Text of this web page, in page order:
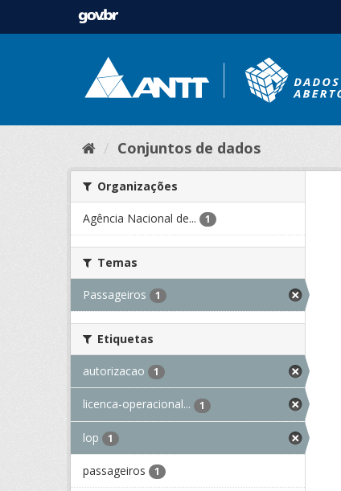
Conjuntos de dados
Organizações
Agência Nacional de... 1
Temas
Passageiros 1
Etiquetas
autorizacao 1
licenca-operacional... 1
lop 1
passageiros 1